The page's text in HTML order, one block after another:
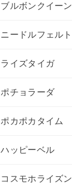
ブルボンクイーン
ニードルフェルト
ライズタイガ
ポチョラーダ
ポカポカタイム
ハッピーベル
コスモホライズン